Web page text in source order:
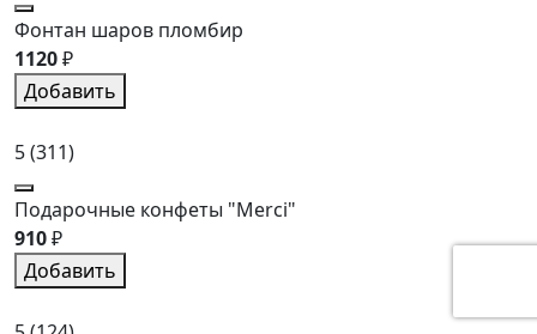
Фонтан шаров пломбир
1120₽
Добавить
5(311)
Подарочные конфеты "Merci"
910₽
Добавить